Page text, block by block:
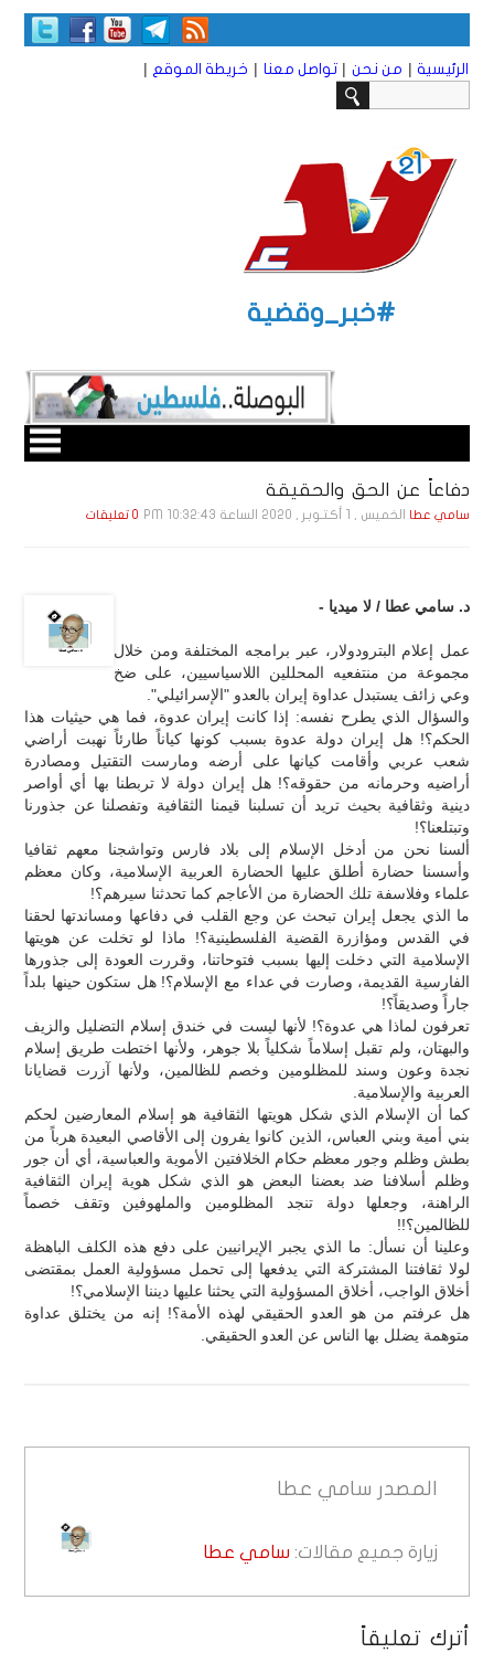
الرئيسية | من نحن | تواصل معنا | خريطة الموقع |
#خبر_وقضية
دفاعاً عن الحق والحقيقة
سامي عطا الخميس , 1 أكـتـوبـر , 2020 الساعة 10:32:43 PM 0 تعليقات
د. سامي عطا / لا ميديا -
عمل إعلام البترودولار، عبر برامجه المختلفة ومن خلال
مجموعة من منتفعيه المحللين اللاسياسيين، على ضخ
وعي زائف يستبدل عداوة إيران بالعدو "الإسرائيلي".
والسؤال الذي يطرح نفسه: إذا كانت إيران عدوة، فما هي حيثيات هذا
الحكم؟! هل إيران دولة عدوة بسبب كونها كياناً طارئاً نهبت أراضي
شعب عربي وأقامت كيانها على أرضه ومارست التقتيل ومصادرة
أراضيه وحرمانه من حقوقه؟! هل إيران دولة لا تربطنا بها أي أواصر
دينية وثقافية بحيث تريد أن تسلبنا قيمنا الثقافية وتفصلنا عن جذورنا
وتبتلعنا؟!
ألسنا نحن من أدخل الإسلام إلى بلاد فارس وتواشجنا معهم ثقافيا
وأسسنا حضارة أطلق عليها الحضارة العربية الإسلامية، وكان معظم
علماء وفلاسفة تلك الحضارة من الأعاجم كما تحدثنا سيرهم؟!
ما الذي يجعل إيران تبحث عن وجع القلب في دفاعها ومساندتها لحقنا
في القدس ومؤازرة القضية الفلسطينية؟! ماذا لو تخلت عن هويتها
الإسلامية التي دخلت إليها بسبب فتوحاتنا، وقررت العودة إلى جذورها
الفارسية القديمة، وصارت في عداء مع الإسلام؟! هل ستكون حينها بلداً
جاراً وصديقاً؟!
تعرفون لماذا هي عدوة؟! لأنها ليست في خندق إسلام التضليل والزيف
والبهتان، ولم تقبل إسلاماً شكلياً بلا جوهر، ولأنها اختطت طريق إسلام
نجدة وعون وسند للمظلومين وخصم للظالمين، ولأنها آزرت قضايانا
العربية والإسلامية.
كما أن الإسلام الذي شكل هويتها الثقافية هو إسلام المعارضين لحكم
بني أمية وبني العباس، الذين كانوا يفرون إلى الأقاصي البعيدة هرباً من
بطش وظلم وجور معظم حكام الخلافتين الأموية والعباسية، أي أن جور
وظلم أسلافنا ضد بعضنا البعض هو الذي شكل هوية إيران الثقافية
الراهنة، وجعلها دولة تنجد المظلومين والملهوفين وتقف خصماً
للظالمين؟!!
وعلينا أن نسأل: ما الذي يجبر الإيرانيين على دفع هذه الكلف الباهظة
لولا ثقافتنا المشتركة التي يدفعها إلى تحمل مسؤولية العمل بمقتضى
أخلاق الواجب، أخلاق المسؤولية التي يحثنا عليها ديننا الإسلامي؟!
هل عرفتم من هو العدو الحقيقي لهذه الأمة؟! إنه من يختلق عداوة
متوهمة يضلل بها الناس عن العدو الحقيقي.
المصدر سامي عطا
زيارة جميع مقالات: سامي عطا
أترك تعليقاً